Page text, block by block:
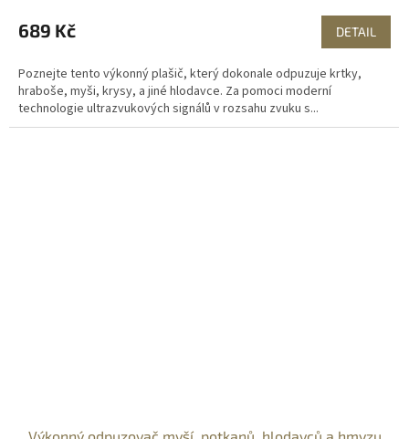
689 Kč DETAIL
Poznejte tento výkonný plašič, který dokonale odpuzuje krtky,
hraboše, myši, krysy, a jiné hlodavce. Za pomoci moderní
technologie ultrazvukových signálů v rozsahu zvuku s...